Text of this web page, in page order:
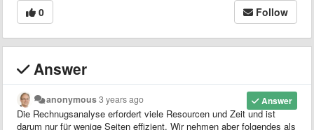
0 Follow
Answer
Answer
anonymous3 years ago
Die Rechnugsanalyse erfordert viele Resourcen und Zeit und ist
darum nur für wenige Seiten effizient. Wir nehmen aber folgendes als